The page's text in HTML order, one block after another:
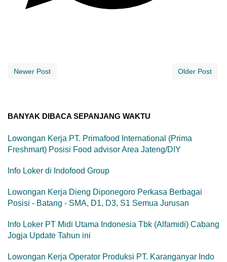
Newer Post Older Post
BANYAK DIBACA SEPANJANG WAKTU
Lowongan Kerja PT. Primafood International (Prima
Freshmart) Posisi Food advisor Area Jateng/DIY
Info Loker di Indofood Group
Lowongan Kerja Dieng Diponegoro Perkasa Berbagai
Posisi - Batang - SMA, D1, D3, S1 Semua Jurusan
Info Loker PT Midi Utama Indonesia Tbk (Alfamidi) Cabang
Jogja Update Tahun ini
Lowongan Kerja Operator Produksi PT. Karanganyar Indo